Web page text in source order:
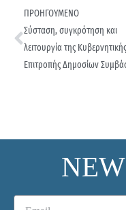
ΠΡΟΗΓΟΥΜΕΝΟ
Σύσταση, συγκρότηση και
λειτουργία της Κυβερνητικής
Επιτροπής Δημοσίων